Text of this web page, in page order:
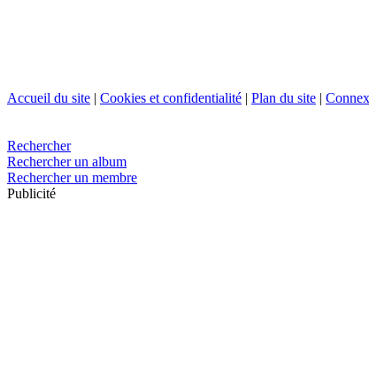
Accueil du site | Cookies et confidentialité | Plan du site |
Rechercher
Rechercher un album
Rechercher un membre
Publicité